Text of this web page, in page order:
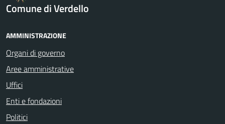
Comune di Verdello
AMMINISTRAZIONE
Organi di governo
Aree amministrative
Uffici
Enti e fondazioni
Politici